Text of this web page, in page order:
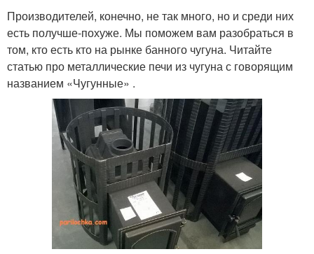
Производителей, конечно, не так много, но и среди них
есть получше-похуже. Мы поможем вам разобраться в
том, кто есть кто на рынке банного чугуна. Читайте
статью про металлические печи из чугуна с говорящим
названием «Чугунные» .